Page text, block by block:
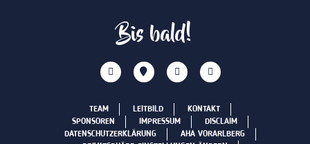
Bis bald!
TEAM LEITBILD
KONTAKT
SPONSOREN
IMPRESSUM
DISCLAIM
DATENSCHUTZERKLÄRUNG
AHA VORARLBERG